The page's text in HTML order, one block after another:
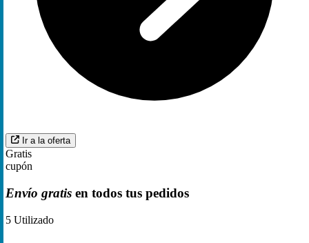
Ir a la oferta
Gratis
cupón
Envío gratis en todos tus pedidos
5 Utilizado